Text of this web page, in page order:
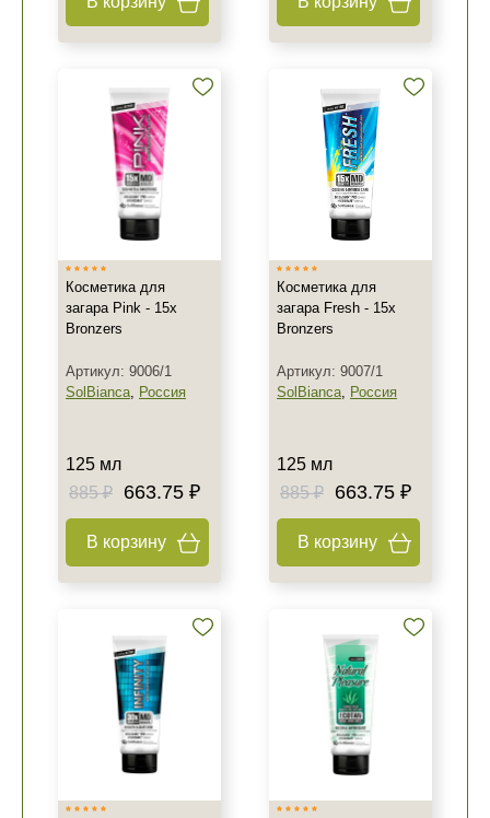
Косметика для
загара Pink - 15x
Bronzers
Артикул: 9006/1
SolBianca, Россия
125 мл
885 ₽
663.75 ₽
В корзину
Косметика для
загара Fresh - 15x
Bronzers
Артикул: 9007/1
SolBianca, Россия
125 мл
885 ₽
663.75 ₽
В корзину
Не показывать предложение о консультации
+7 (495) 640-58-89